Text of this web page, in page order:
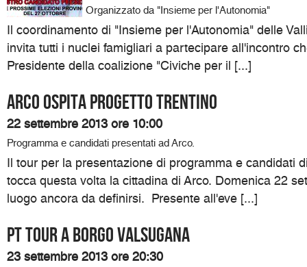
Organizzato da "Insieme per l'Autonomia"
Il coordinamento di "Insieme per l'Autonomia" delle
invita tutti i nuclei famigliari a partecipare all'incontro
Presidente della coalizione "Civiche per il [...]
Arco ospita Progetto Trentino
22 settembre 2013 ore 10:00
Programma e candidati presentati ad Arco.
Il tour per la presentazione di programma e candidati
tocca questa volta la cittadina di Arco. Domenica 22
luogo ancora da definirsi. Presente all'eve [...]
Pt Tour a Borgo Valsugana
23 settembre 2013 ore 20:30